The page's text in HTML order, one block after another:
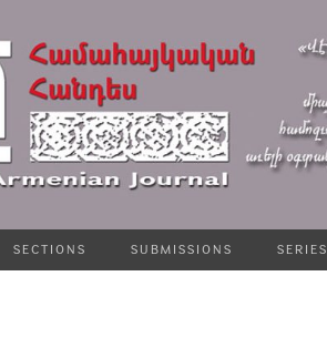
SECTIONS SUBMISSIONS SERIES